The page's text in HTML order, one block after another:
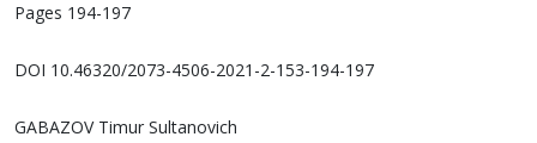
Pages 194-197
DOI 10.46320/2073-4506-2021-2-153-194-197
GABAZOV Timur Sultanovich